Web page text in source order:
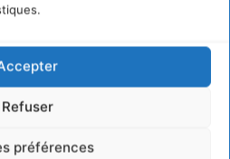
Refuser
préférences